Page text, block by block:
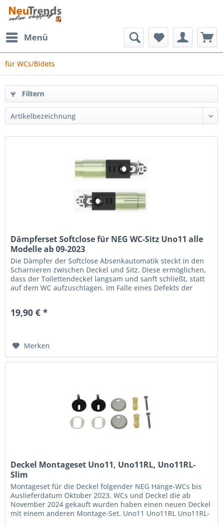
Menü
für WCs/Bidets
Filtern
Dämpferset Softclose für NEG WC-Sitz Uno11 alle
Modelle ab 09-2023
Die Dämpfer der Softclose Absenkautomatik steckt in den
Scharnieren zwischen Deckel und Sitz. Diese ermöglichen,
dass der Toilettendeckel langsam und sanft schließt, statt
auf dem WC aufzuschlagen. Im Falle eines Defekts der
WC-Serie Uno11 ab Auslieferdatum Q4 2023....
19,90 € *
Merken
Deckel Montageset Uno11, Uno11RL, Uno11RL-
Slim
Montageset für die Deckel folgender NEG Hänge-WCs bis
Auslieferdatum Oktober 2023. WCs und Deckel die ab
November 2024 gekauft wurden haben einen neuen Deckel
mit einem anderen Montage-Set. Uno11 Uno11RL Uno11RL-